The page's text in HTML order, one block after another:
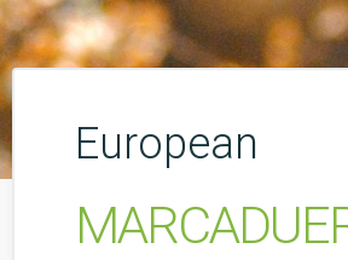
European